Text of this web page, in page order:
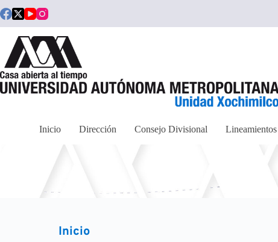
al
contenido
Inicio Dirección Consejo Divisional Lineamientos
Inicio